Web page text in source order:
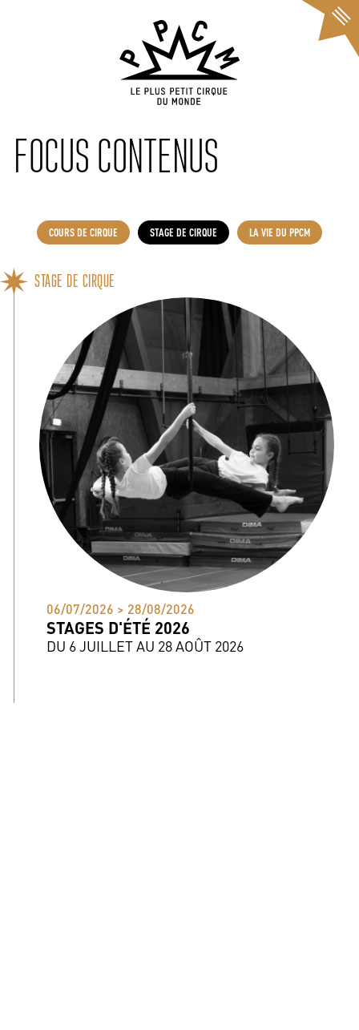
FOCUS CONTENUS
COURS DE CIRQUE STAGE DE CIRQUE LA VIE DU PPCM
STAGE DE CIRQUE
06/07/2026 > 28/08/2026
STAGES D'ÉTÉ 2026
DU 6 JUILLET AU 28 AOÛT 2026